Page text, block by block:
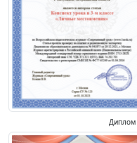
Диплом